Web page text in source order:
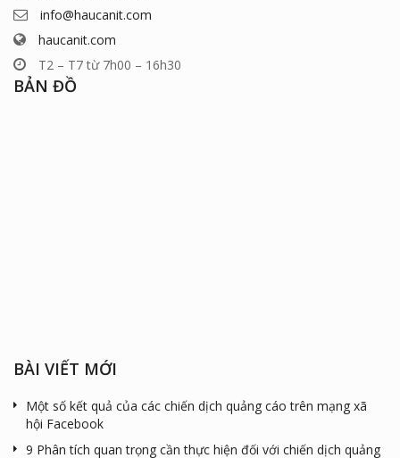
info@haucanit.com
haucanit.com
T2 – T7 từ 7h00 – 16h30
BẢN ĐỒ
BÀI VIẾT MỚI
Một số kết quả của các chiến dịch quảng cáo trên mạng xã
hội Facebook
9 Phân tích quan trọng cần thực hiện đối với chiến dịch quảng